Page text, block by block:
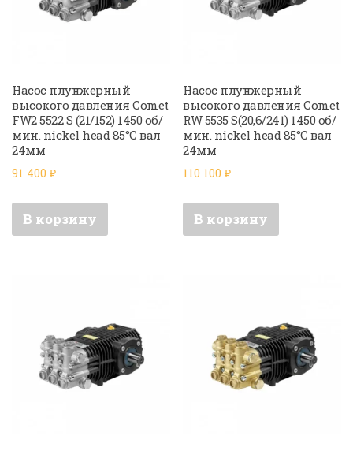
Насос плунжерный
высокого давления Comet
FW2 5522 S (21/152) 1450 об/
мин. nickel head 85°C вал
24мм
91 400 ₽
В корзину
Насос плунжерный
высокого давления Comet
RW 5535 S(20,6/241) 1450 об/
мин. nickel head 85°C вал
24мм
110 100₽
В корзину